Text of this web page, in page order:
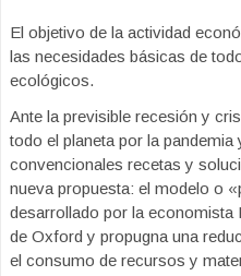
El objetivo de la actividad
las necesidades básicas de
ecológicos.
Ante la previsible recesión y
todo el planeta por la
convencionales recetas y
nueva propuesta: el modelo o
desarrollado por la economista
de Oxford y propugna una
el consumo de recursos y